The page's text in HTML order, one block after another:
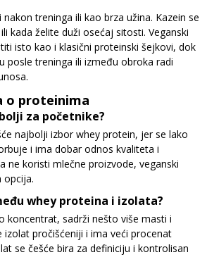
treninga ili kao brza užina. Kazein se
kada želite duži osećaj sitosti. Veganski
isto kao i klasični proteinski šejkovi, dok
posle treninga ili između obroka radi
o proteinima
za početnike?
najbolji izbor whey protein, jer se lako
i ima dobar odnos kvaliteta i
ne koristi mlečne proizvode, veganski
opcija.
whey proteina i izolata?
koncentrat, sadrži nešto više masti i
izolat pročišćeniji i ima veći procenat
se češće bira za definiciju i kontrolisan